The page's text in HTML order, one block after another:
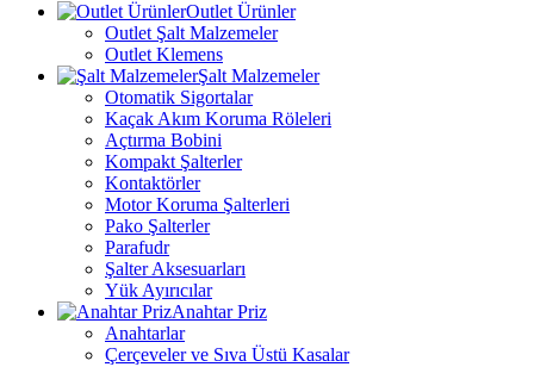
Outlet Ürünler
Outlet Şalt Malzemeler
Outlet Klemens
Şalt Malzemeler
Otomatik Sigortalar
Kaçak Akım Koruma Röleleri
Açtırma Bobini
Kompakt Şalterler
Kontaktörler
Motor Koruma Şalterleri
Pako Şalterler
Parafudr
Şalter Aksesuarları
Yük Ayırıcılar
Anahtar Priz
Anahtarlar
Çerçeveler ve Sıva Üstü Kasalar